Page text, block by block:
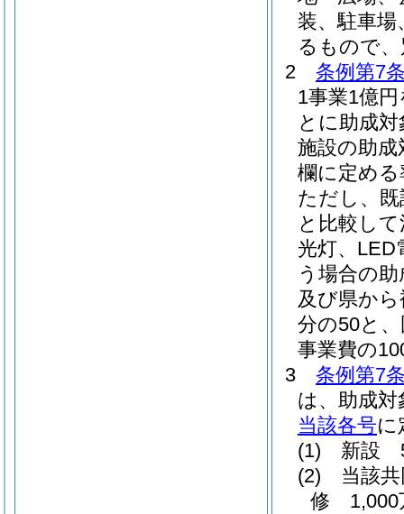
装、駐車
るもので
2
条例第7
1事業1億
とに助成
施設の助
欄に定め
ただし、
と比較し
光灯、LED
う場合の
及び県か
分の50と
事業費の
3
条例第7
は、助成
当該各号に
(1)
新設
(2)
当該
修 1,000